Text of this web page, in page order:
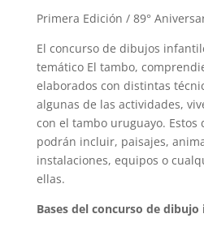
Primera Edición / 89°
El concurso de dibujos
temático El tambo,
elaborados con distintas
algunas de las actividades,
con el tambo uruguayo.
podrán incluir, paisajes,
instalaciones, equipos o
ellas.
Bases del concurso de